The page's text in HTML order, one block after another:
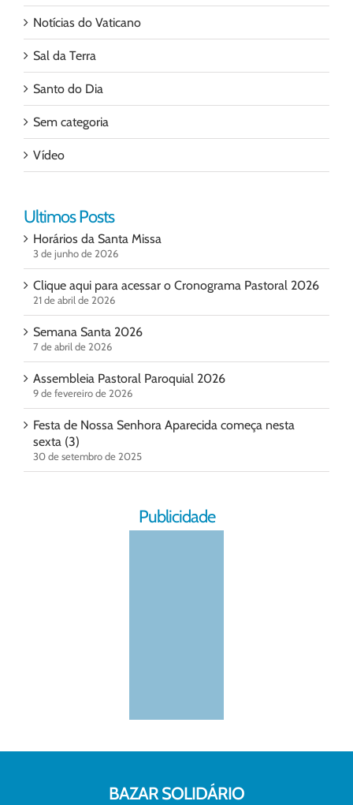
Notícias do Vaticano
Sal da Terra
Santo do Dia
Sem categoria
Vídeo
Ultimos Posts
Horários da Santa Missa
3 de junho de 2026
Clique aqui para acessar o Cronograma Pastoral 2026
21 de abril de 2026
Semana Santa 2026
7 de abril de 2026
Assembleia Pastoral Paroquial 2026
9 de fevereiro de 2026
Festa de Nossa Senhora Aparecida começa nesta
sexta (3)
30 de setembro de 2025
Publicidade
BAZAR SOLIDÁRIO